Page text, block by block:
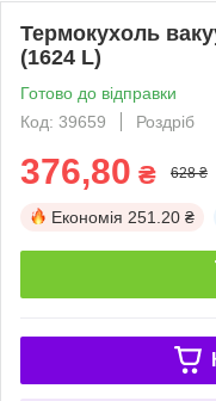
Термокухоль
(1624 L)
Готово до відправки
Код: 39659
Роздріб
376,80 ₴ 628 ₴
Економія 251.20 ₴